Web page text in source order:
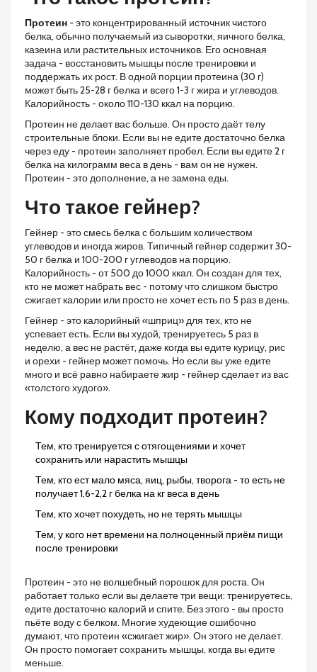
Протеин - это концентрированный источник чистого
белка, обычно получаемый из сыворотки, яичного белка,
казеина или растительных источников. Его основная
задача - восстановить мышцы после тренировки и
поддержать их рост. В одной порции протеина (30 г)
может быть 25-28 г белка и всего 1-3 г жира и углеводов.
Калорийность - около 110-130 ккал на порцию.
Протеин не делает вас больше. Он просто даёт телу
строительные блоки. Если вы не едите достаточно белка
через еду - протеин заполняет пробел. Если вы едите 2 г
белка на килограмм веса в день - вам он не нужен.
Протеин - это дополнение, а не замена еды.
Что такое гейнер?
Гейнер - этосмесь белка с большим количеством
углеводов и иногда жиров. Типичный гейнер содержит 30-
50 г белка и 100-200 г углеводов на порцию.
Калорийность - от 500 до 1000 ккал. Он создан для тех,
кто не может набрать вес - потому что слишком быстро
сжигает калории или просто не хочет есть по 5 раз в день.
Гейнер - это калорийный «шприц» для тех, кто не
успевает есть. Если вы худой, тренируетесь 5 раз в
неделю, а вес не растёт, даже когда вы едите курицу, рис
и орехи - гейнер может помочь. Но если вы уже едите
много и всё равно набираете жир - гейнер сделает из вас
«толстого худого».
Кому подходит протеин?
Тем, кто тренируется с отягощениями и хочет
сохранить или нарастить мышцы
Тем, кто ест мало мяса, яиц, рыбы, творога - то есть не
получает 1,6-2,2 г белка на кг веса в день
Тем, кто хочет похудеть, но не терять мышцы
Тем, у кого нет времени на полноценный приём пищи
после тренировки
Протеин - это не волшебный порошок для роста. Он
работает только если вы делаете три вещи: тренируетесь,
едите достаточно калорий и спите. Без этого - вы просто
пьёте воду с белком. Многие худеющие ошибочно
думают, что протеин «сжигает жир». Он этого не делает.
Он просто помогает сохранить мышцы, когда вы едите
меньше.